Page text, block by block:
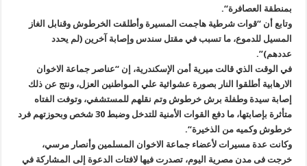
بمنطقة العصافرة“.
وتابع أن “قوات شرطية هاجمت المسيرة وأطلقت الخرطوش وقنابل الغاز
المسيل للدموع، ما تسبب في مقتل سندس وإصابة آخرين (لم يحدد
عددهم)”.
في الوقت الذي قالت ميرية أمن الإسكندرية، إن “عناصر جماعة الاخوان
الارهابية أطلقوا النار بصورة عشوائية علي المواطنين العزل، ونتج عن ذلك
إصابة سيدة وطفلة برش خرطوش وتم نقلهم للمستشفي، وتوفت الفتاه
متأثرة بإصابتها، ما دفع القوات الأمنية للتدخل وضبط 30 شخص وبحوزتهم فرد
خرطوش وكميه من الذخيرة“.
وكانت عدة مسيرات لأعضاء جماعة الاخوان المسلمين وأنصار مرسي،
خرجت فى مدن مصرية اليوم، تصدرت فيها لافتات الدعوة إلى المشاركة في